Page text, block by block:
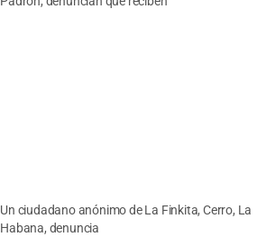
Un ciudadano anónimo de La Finkita, Cerro, La
Habana, denuncia